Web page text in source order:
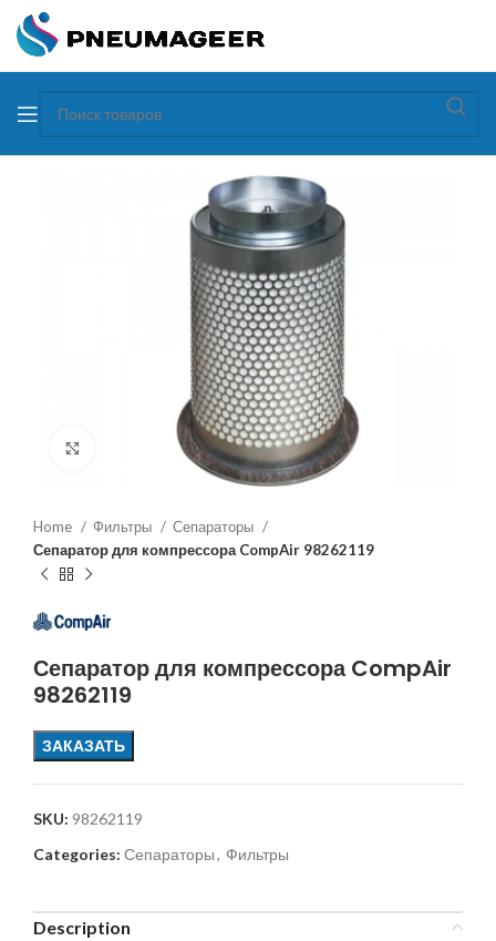
Home Фильтры
Сепараторы
Сепаратор для компрессора CompAir 98262119
Сепаратор для компрессора CompAir
98262119
ЗАКАЗАТЬ
SKU: 98262119
Categories: Сепараторы, Фильтры
Description